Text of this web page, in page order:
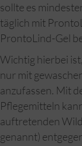
sollte es
täglich mit
ProntoLind-Gel
Wichtig hierbei
nur mit
anzufassen. Mit
Pflegemitteln
auftretenden
genannt)